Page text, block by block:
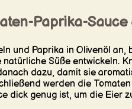
Paprika-
und Paprika in Olivenöl an,
Süße entwickeln.
dazu, damit sie
werden die
dick genug ist, um die Eier